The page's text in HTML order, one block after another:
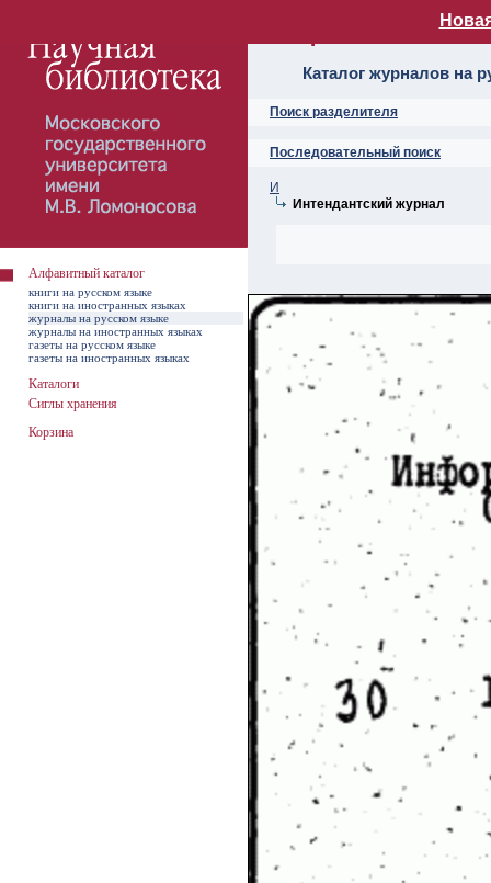
Алфавитный
Каталог журналов на
Поиск разделителя
Последовательный поиск
И
Интендантский журнал
Алфавитный каталог
книги на русском языке
книги на иностранных языках
журналы на русском языке
журналы на иностранных языках
газеты на русском языке
газеты на иностранных языках
Каталоги
Сиглы хранения
Корзина